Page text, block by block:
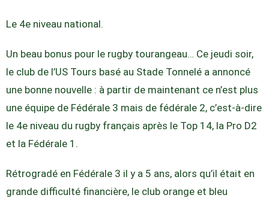
Le 4e niveau national.
Un beau bonus pour le rugby tourangeau… Ce jeudi soir,
le club de l’US Tours basé au Stade Tonnelé a annoncé
une bonne nouvelle : à partir de maintenant ce n’est plus
une équipe de Fédérale 3 mais de fédérale 2, c’est-à-dire
le 4e niveau du rugby français après le Top 14, la Pro D2
et la Fédérale 1.
Rétrogradé en Fédérale 3 il y a 5 ans, alors qu’il était en
grande difficulté financière, le club orange et bleu